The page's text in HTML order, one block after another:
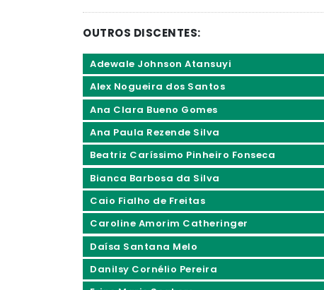
OUTROS DISCENTES:
Adewale Johnson Atansuyi
Alex Nogueira dos Santos
Ana Clara Bueno Gomes
Ana Paula Rezende Silva
Beatriz Caríssimo Pinheiro Fonseca
Bianca Barbosa da Silva
Caio Fialho de Freitas
Caroline Amorim Catheringer
Daísa Santana Melo
Danilsy Cornélio Pereira